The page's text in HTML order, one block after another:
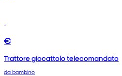
€
Trattore giocattolo telecomandato
da bambino